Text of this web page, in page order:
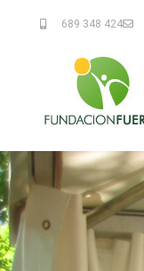
689 348 424